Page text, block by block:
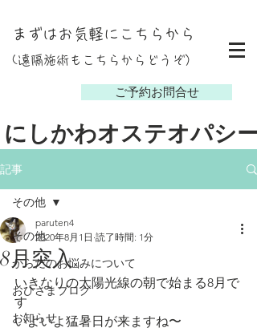
ご予約お問合せ
にしかわオステオパシー
まずはお気軽にこちらから
(遠隔施術もこちらからどうぞ）
記事
その他
からだのお悩みについて
おひさまブログ
お知らせ
その他
8月突入
paruten4
2020年8月1日 読了時間: 1分
いきなりの太陽光線の朝で始まる8月で
す
いよいよ猛暑日が来ますね〜